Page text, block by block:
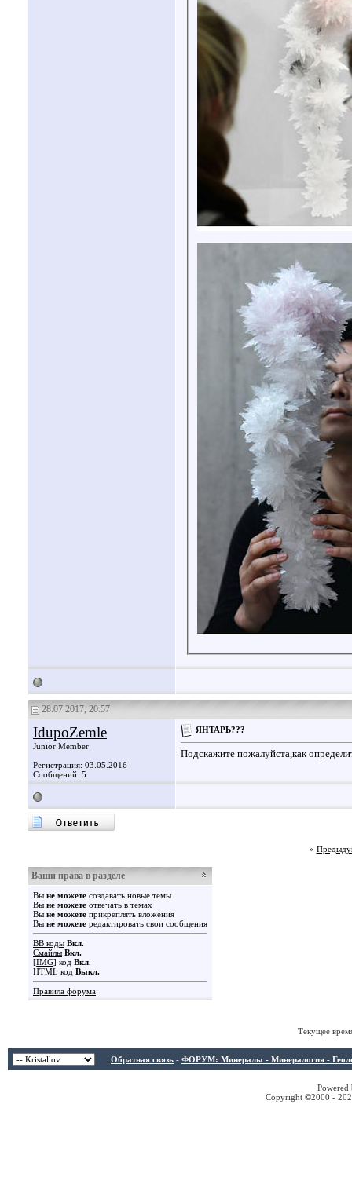
28.07.2017, 20:57
IdupoZemle
Junior Member
Регистрация: 03.05.2016
Сообщений: 5
ЯНТАРЬ???
Подскажите пожалуйста,как
«
Ваши права в разделе
Вы не можете создавать новые темы
Вы не можете отвечать в темах
Вы не можете прикреплять вложения
Вы не можете редактировать свои сообщения
BB коды Вкл.
Смайлы Вкл.
[IMG] код Вкл.
HTML код Выкл.
Правила форума
Текущее
Обратная связь - ФОРУМ: Минералы - Минералогия -
Copyright ©2000 -